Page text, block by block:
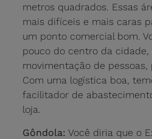
metros quadrados. Essas
mais difíceis e mais caras
um ponto comercial bom.
pouco do centro da
movimentação de pessoas,
Com uma logística boa,
facilitador de
loja.
Gôndola: Você diria que o